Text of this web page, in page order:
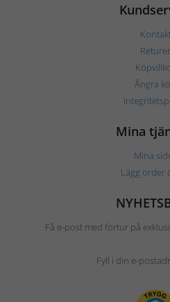
Returer
Ångra
Mina
Mina
Lägg order
Få e-post med förtur på
Fyll i din e-